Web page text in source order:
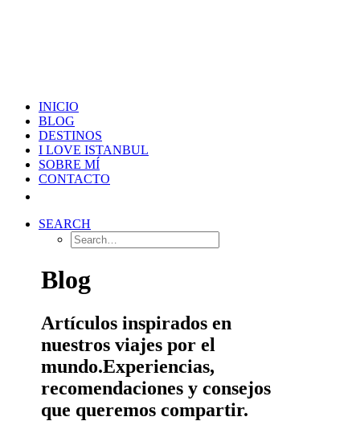
INICIO
BLOG
DESTINOS
I LOVE ISTANBUL
SOBRE MÍ
CONTACTO
SEARCH
Blog
Artículos inspirados en
nuestros viajes por el
mundo.Experiencias,
recomendaciones y consejos
que queremos compartir.